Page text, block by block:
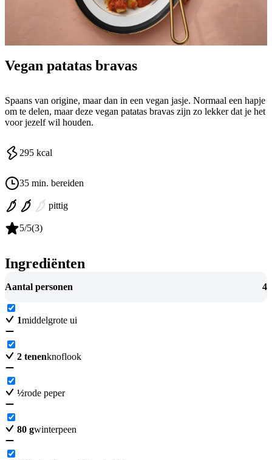
Vegan patatas bravas
Spaans van origine, maar dan in een vegan jasje. Normaal een hapje
om te delen, maar deze vegan patatas bravas zijn zo lekker dat je het
voor jezelf wil houden.
295 kcal
35 min. bereiden
pittig
5/5(3)
Ingrediënten
Aantal personen 4
1middelgrote ui
2 tenenknoflook
½rode peper
80 gwinterpeen